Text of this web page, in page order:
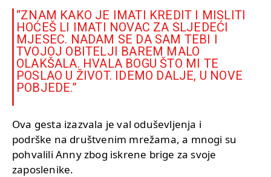
“ZNAM KAKO JE IMATI KREDIT I MISLITI
HOĆEŠ LI IMATI NOVAC ZA SLJEDEĆI
MJESEC. NADAM SE DA SAM TEBI I
TVOJOJ OBITELJI BAREM MALO
OLAKŠALA. HVALA BOGU ŠTO MI TE
POSLAO U ŽIVOT. IDEMO DALJE, U NOVE
POBJEDE.”
Ova gesta izazvala je val oduševljenja i
podrške na društvenim mrežama, a mnogi su
pohvalili Anny zbog iskrene brige za svoje
zaposlenike.